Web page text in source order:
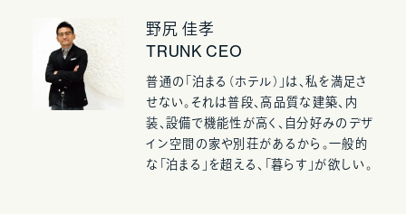
野尻 佳孝
TRUNK CEO
普通の「泊まる（ホテル）」は、私を満足さ
せない。それは普段、高品質な建築、内
装、設備で機能性が高く、自分好みのデザ
イン空間の家や別荘があるから。一般的
な「泊まる」を超える、「暮らす」が欲しい。